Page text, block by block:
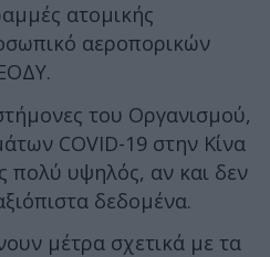
ατομικής
αεροπορικών
του Οργανισμού,
COVID-19 στην Κίνα
πολύ υψηλός, αν και δεν
δεδομένα.
μέτρα σχετικά με τα